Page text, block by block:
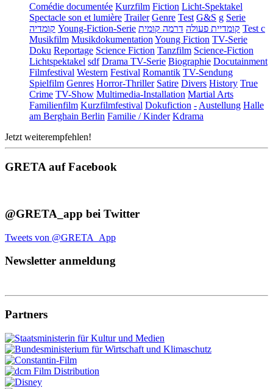
Comédie documentée Kurzfilm Fiction Licht-Spektakel
Spectacle son et lumière Trailer Genre Test G&S g Serie
קומדיה Young-Fiction-Serie קומדיית פעולה דרמה קומית
Test c
Musikfilm Musikdokumentation Young Fiction TV-Serie
Doku Reportage Science Fiction Tanzfilm Science-Fiction
Lichtspektakel sdf Drama TV-Serie Biographie Docutainment
Filmfestival Western Festival Romantik TV-Sendung
Spielfilm Genres Horror-Thriller Satire Divers History True
Crime TV-Show Multimedia-Installation Martial Arts
Familienfilm Kurzfilmfestival Dokufiction - Austellung Halle
am Berghain Berlin Familie / Kinder Kdrama
Jetzt weiterempfehlen!
GRETA auf Facebook
@GRETA_app bei Twitter
Tweets von @GRETA_App
Newsletter anmeldung
Partners